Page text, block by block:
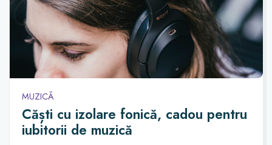
MUZICĂ
Căști cu izolare fonică, cadou pentru
iubitorii de muzică